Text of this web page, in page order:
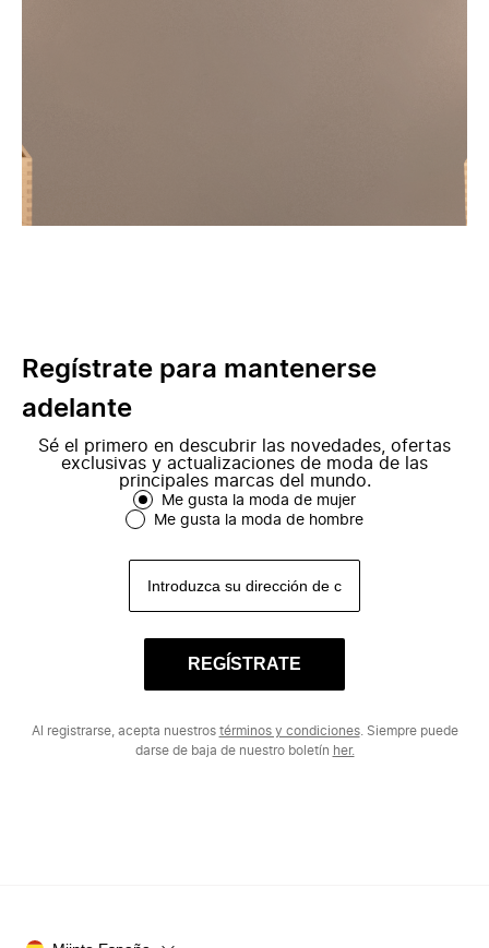
Regístrate para mantenerse
adelante
Sé el primero en descubrir las novedades, ofertas
exclusivas y actualizaciones de moda de las
principales marcas del mundo.
Me gusta la moda de mujer
Me gusta la moda de hombre
REGÍSTRATE
Al registrarse, acepta nuestros términos y condiciones. Siempre puede
darse de baja de nuestro boletín her.